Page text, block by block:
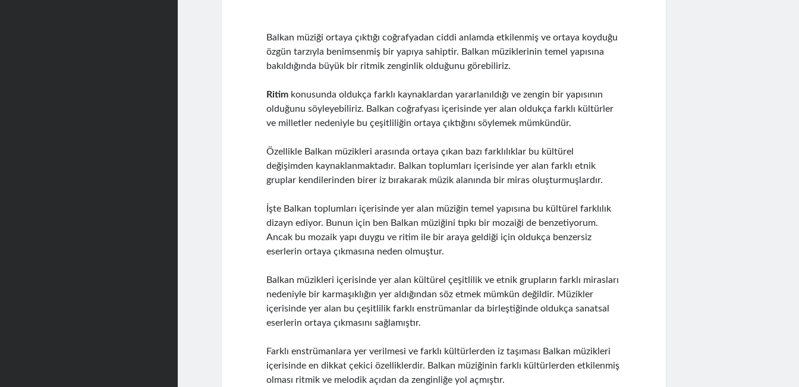
Balkan müziği ortaya çıktığı coğrafyadan ciddi anlamda etkilenmiş ve ortaya koyduğu
özgün tarzıyla benimsenmiş bir yapıya sahiptir. Balkan müziklerinin temel yapısına
bakıldığında büyük bir ritmik zenginlik olduğunu görebiliriz.
Ritim konusunda oldukça farklı kaynaklardan yararlanıldığı ve zengin bir yapısının
olduğunu söyleyebiliriz. Balkan coğrafyası içerisinde yer alan oldukça farklı kültürler
ve milletler nedeniyle bu çeşitliliğin ortaya çıktığını söylemek mümkündür.
Özellikle Balkan müzikleri arasında ortaya çıkan bazı farklılıklar bu kültürel
değişimden kaynaklanmaktadır. Balkan toplumları içerisinde yer alan farklı etnik
gruplar kendilerinden birer iz bırakarak müzik alanında bir miras oluşturmuşlardır.
İşte Balkan toplumları içerisinde yer alan müziğin temel yapısına bu kültürel farklılık
dizayn ediyor. Bunun için ben Balkan müziğini tıpkı bir mozaiği de benzetiyorum.
Ancak bu mozaik yapı duygu ve ritim ile bir araya geldiği için oldukça benzersiz
eserlerin ortaya çıkmasına neden olmuştur.
Balkan müzikleri içerisinde yer alan kültürel çeşitlilik ve etnik grupların farklı mirasları
nedeniyle bir karmaşıklığın yer aldığından söz etmek mümkün değildir. Müzikler
içerisinde yer alan bu çeşitlilik farklı enstrümanlar da birleştiğinde oldukça sanatsal
eserlerin ortaya çıkmasını sağlamıştır.
Farklı enstrümanlara yer verilmesi ve farklı kültürlerden iz taşıması Balkan müzikleri
içerisinde en dikkat çekici özelliklerdir. Balkan müziğinin farklı kültürlerden etkilenmiş
olması ritmik ve melodik açıdan da zenginliğe yol açmıştır.